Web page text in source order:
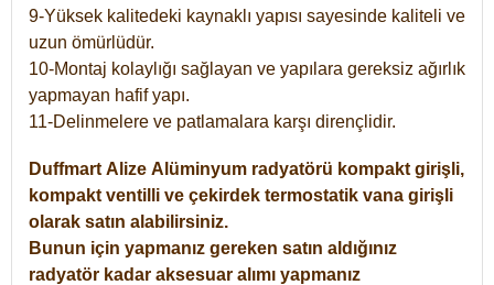
9-Yüksek kalitedeki kaynaklı yapısı sayesinde kaliteli ve
uzun ömürlüdür.
10-Montaj kolaylığı sağlayan ve yapılara gereksiz ağırlık
yapmayan hafif yapı.
11-Delinmelere ve patlamalara karşı dirençlidir.
Duffmart Alize Alüminyum radyatörü kompakt girişli,
kompakt ventilli ve çekirdek termostatik vana girişli
olarak satın alabilirsiniz.
Bunun için yapmanız gereken satın aldığınız
radyatör kadar aksesuar alımı yapmanız